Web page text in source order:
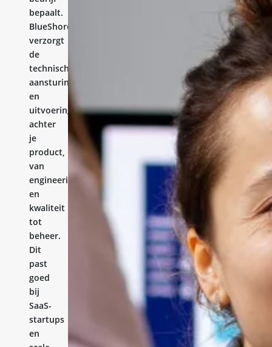
bepaalt.
BlueShores
verzorgt
de
technische
aansturing
en
uitvoering
achter
je
product,
van
engineering
en
kwaliteit
tot
beheer.
Dit
past
goed
bij
SaaS-
startups
en